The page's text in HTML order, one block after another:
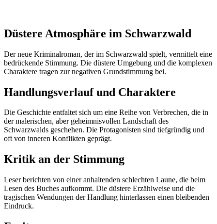
Düstere Atmosphäre im Schwarzwald
Der neue Kriminalroman, der im Schwarzwald spielt, vermittelt eine
bedrückende Stimmung. Die düstere Umgebung und die komplexen
Charaktere tragen zur negativen Grundstimmung bei.
Handlungsverlauf und Charaktere
Die Geschichte entfaltet sich um eine Reihe von Verbrechen, die in
der malerischen, aber geheimnisvollen Landschaft des
Schwarzwalds geschehen. Die Protagonisten sind tiefgründig und
oft von inneren Konflikten geprägt.
Kritik an der Stimmung
Leser berichten von einer anhaltenden schlechten Laune, die beim
Lesen des Buches aufkommt. Die düstere Erzählweise und die
tragischen Wendungen der Handlung hinterlassen einen bleibenden
Eindruck.